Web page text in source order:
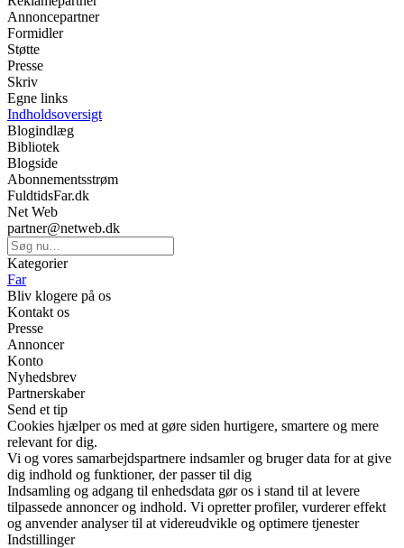
Annoncepartner
Formidler
Støtte
Presse
Skriv
Egne links
Indholdsoversigt
Blogindlæg
Bibliotek
Blogside
Abonnementsstrøm
FuldtidsFar.dk
Net Web
partner@netweb.dk
Kategorier
Far
Bliv klogere på os
Kontakt os
Presse
Annoncer
Konto
Nyhedsbrev
Partnerskaber
Send et tip
Cookies hjælper os med at gøre siden hurtigere, smartere og mere
relevant for dig.
Vi og vores samarbejdspartnere indsamler og bruger data for at give
dig indhold og funktioner, der passer til dig
Indsamling og adgang til enhedsdata gør os i stand til at levere
tilpassede annoncer og indhold. Vi opretter profiler, vurderer effekt
og anvender analyser til at videreudvikle og optimere tjenester
Indstillinger